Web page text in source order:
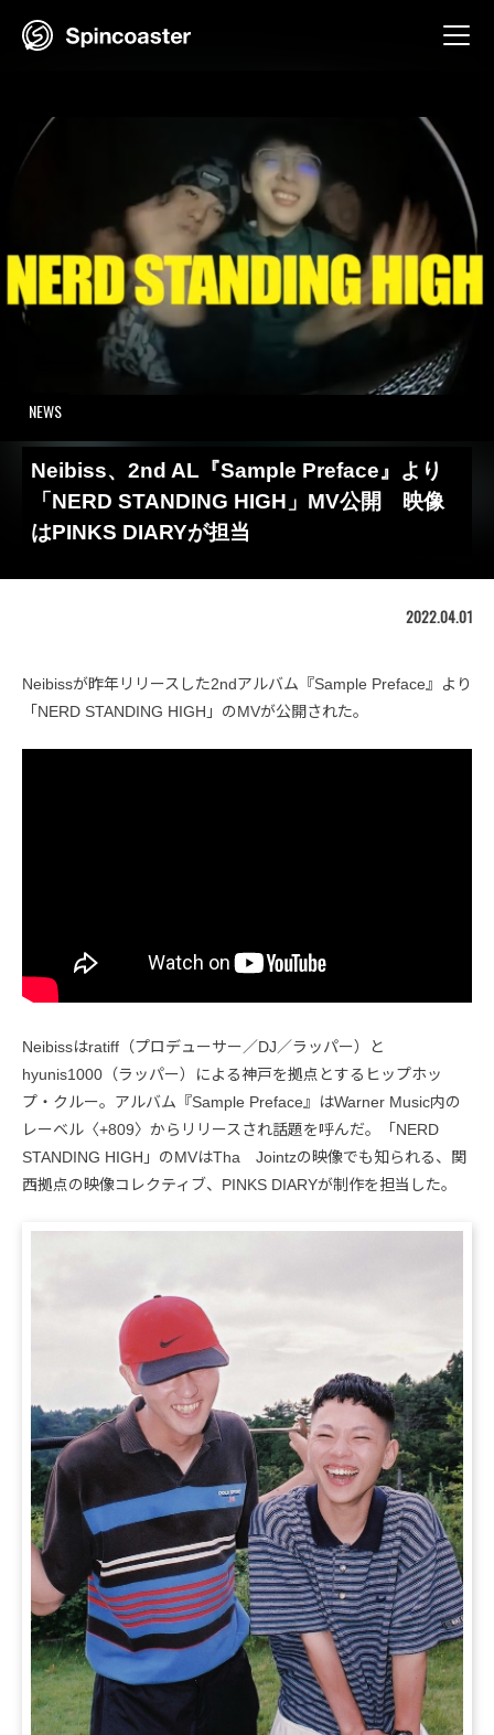
NEWS
Neibiss、2nd AL『Sample Preface』より
「NERD STANDING HIGH」MV公開 映像
はPINKS DIARYが担当
2022.04.01
Neibissが昨年リリースした2ndアルバム『Sample Preface』より
「NERD STANDING HIGH」のMVが公開された。
Neibissはratiff（プロデューサー／DJ／ラッパー）と
hyunis1000（ラッパー）による神戸を拠点とするヒップホッ
プ・クルー。アルバム『Sample Preface』はWarner Music内の
レーベル〈+809〉からリリースされ話題を呼んだ。「NERD
STANDING HIGH」のMVはTha Jointzの映像でも知られる、関
西拠点の映像コレクティブ、PINKS DIARYが制作を担当した。